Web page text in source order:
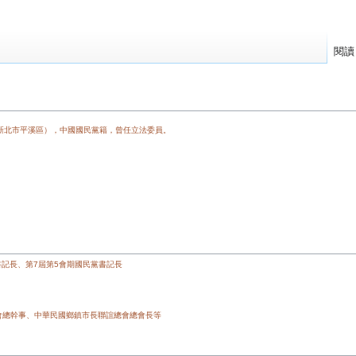
市平溪區），中國國民黨籍，曾任立法委員。
長、第7屆第5會期國民黨書記長
幹事、中華民國鄉鎮市長聯誼總會總會長等
閱讀